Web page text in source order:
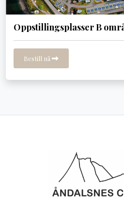
Oppstillingsplasser B
Bestill nå